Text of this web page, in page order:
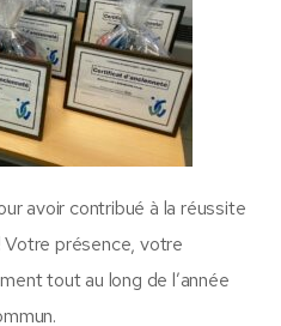
avoir contribué à la réussite
présence, votre
tout au long de l’année